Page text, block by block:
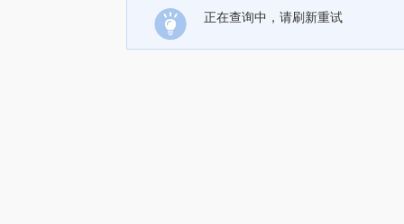
正在查询中，请刷新重试